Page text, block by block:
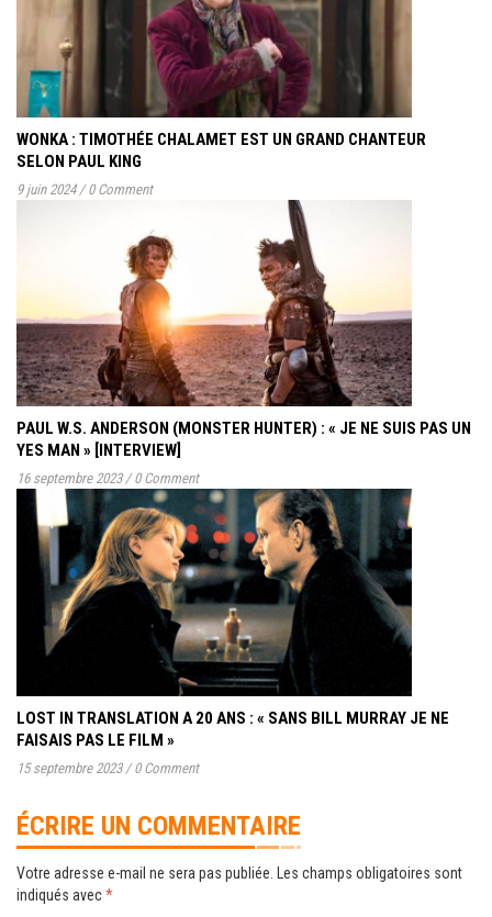
WONKA : TIMOTHÉE CHALAMET EST UN GRAND CHANTEUR
SELON PAUL KING
9 juin 2024 / 0 Comment
PAUL W.S. ANDERSON (MONSTER HUNTER) : « JE NE SUIS PAS UN
YES MAN » [INTERVIEW]
16 septembre 2023 / 0 Comment
LOST IN TRANSLATION A 20 ANS : « SANS BILL MURRAY JE NE
FAISAIS PAS LE FILM »
15 septembre 2023 / 0 Comment
ÉCRIRE UN COMMENTAIRE
Votre adresse e-mail ne sera pas publiée.
Les champs obligatoires sont
indiqués avec*